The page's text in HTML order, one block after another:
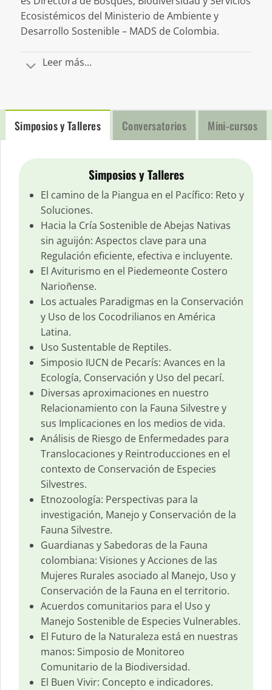
Ecosistémicos del Ministerio de Ambiente y
Desarrollo Sostenible – MADS de Colombia.
Leer más...
Simposios y Talleres Conversatorios Mini-cursos
Simposios y Talleres
El camino de la Piangua en el Pacífico: Reto y
Soluciones.
Hacia la Cría Sostenible de Abejas Nativas
sin aguijón: Aspectos clave para una
Regulación eficiente, efectiva e incluyente.
El Aviturismo en el Piedemeonte Costero
Narioñense.
Los actuales Paradigmas en la Conservación
y Uso de los Cocodrilianos en América
Latina.
Uso Sustentable de Reptiles.
Simposio IUCN de Pecarís: Avances en la
Ecología, Conservación y Uso del pecarí.
Diversas aproximaciones en nuestro
Relacionamiento con la Fauna Silvestre y
sus Implicaciones en los medios de vida.
Análisis de Riesgo de Enfermedades para
Translocaciones y Reintroducciones en el
contexto de Conservación de Especies
Silvestres.
Etnozoología: Perspectivas para la
investigación, Manejo y Conservación de la
Fauna Silvestre.
Guardianas y Sabedoras de la Fauna
colombiana: Visiones y Acciones de las
Mujeres Rurales asociado al Manejo, Uso y
Conservación de la Fauna en el territorio.
Acuerdos comunitarios para el Uso y
Manejo Sostenible de Especies Vulnerables.
El Futuro de la Naturaleza está en nuestras
manos: Simposio de Monitoreo
Comunitario de la Biodiversidad.
El Buen Vivir: Concepto e indicadores.